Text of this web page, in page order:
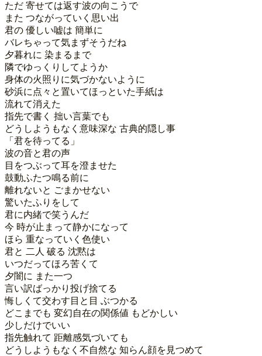
ただ 寄せては返す波の向こうで
また つながっていく思い出
君の 優しい嘘は 簡単に
バレちゃって気まずそうだね
夕暮れに 染まるまで
隣でゆっくりしてようか
身体の火照りに気づかないように
砂浜に点々と置いてほっといた手紙は
流れて消えた
指先で書く 拙い言葉でも
どうしようもなく意味深な 古典的隠し事
「君を待ってる」
波の音と君の声
目をつぶって耳を澄ませた
鼓動ふたつ鳴る前に
離れないと ごまかせない
驚いたふりをして
君に内緒で笑うんだ
今 時が止まって静かになって
ほら 重なっていく色使い
君と 二人 破る 沈黙は
いつだってほろ苦くて
夕闇に また一つ
言い訳ばっかり投げ捨てる
悔しくて交わす目と目 ぶつかる
どこまでも 変幻自在の関係値 もどかしい
少しだけでいい
指先触れて 距離感気づいても
どうしようもなく不自然な 知らん顔を見つめて